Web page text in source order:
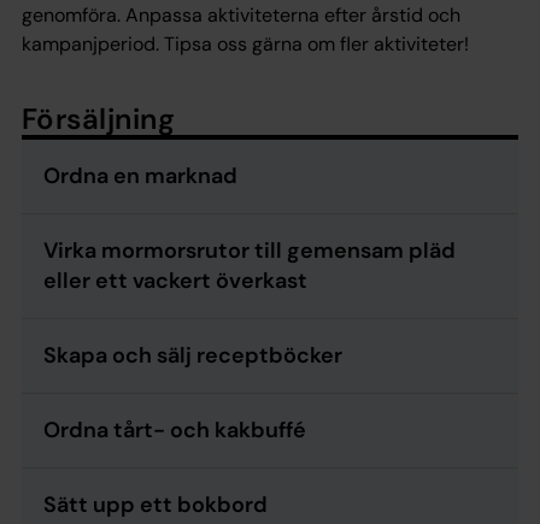
genomföra. Anpassa aktiviteterna efter årstid och
kampanjperiod. Tipsa oss gärna om fler aktiviteter!
Försäljning
Ordna en marknad
Virka mormorsrutor till gemensam pläd
eller ett vackert överkast
Skapa och sälj receptböcker
Ordna tårt- och kakbuffé
Sätt upp ett bokbord